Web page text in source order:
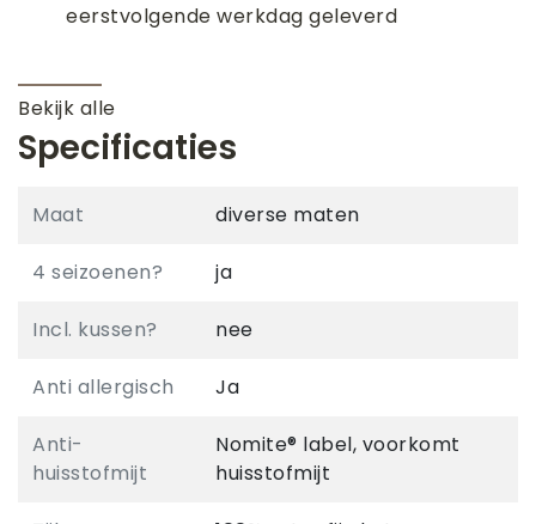
eerstvolgende werkdag geleverd
Bekijk alle
Specificaties
Maat diverse maten
4 seizoenen? ja
Incl. kussen? nee
Anti allergisch Ja
Anti-
huisstofmijt
Nomite® label, voorkomt
huisstofmijt